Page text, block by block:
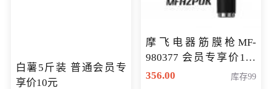
白薯5斤装 普通会员专
享价10元
摩飞电器筋膜枪MF-
980377 会员专享价199
元
356.00 库存99